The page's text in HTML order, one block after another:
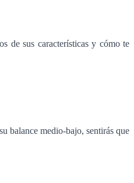
de sus características y cómo te
balance medio-bajo, sentirás que